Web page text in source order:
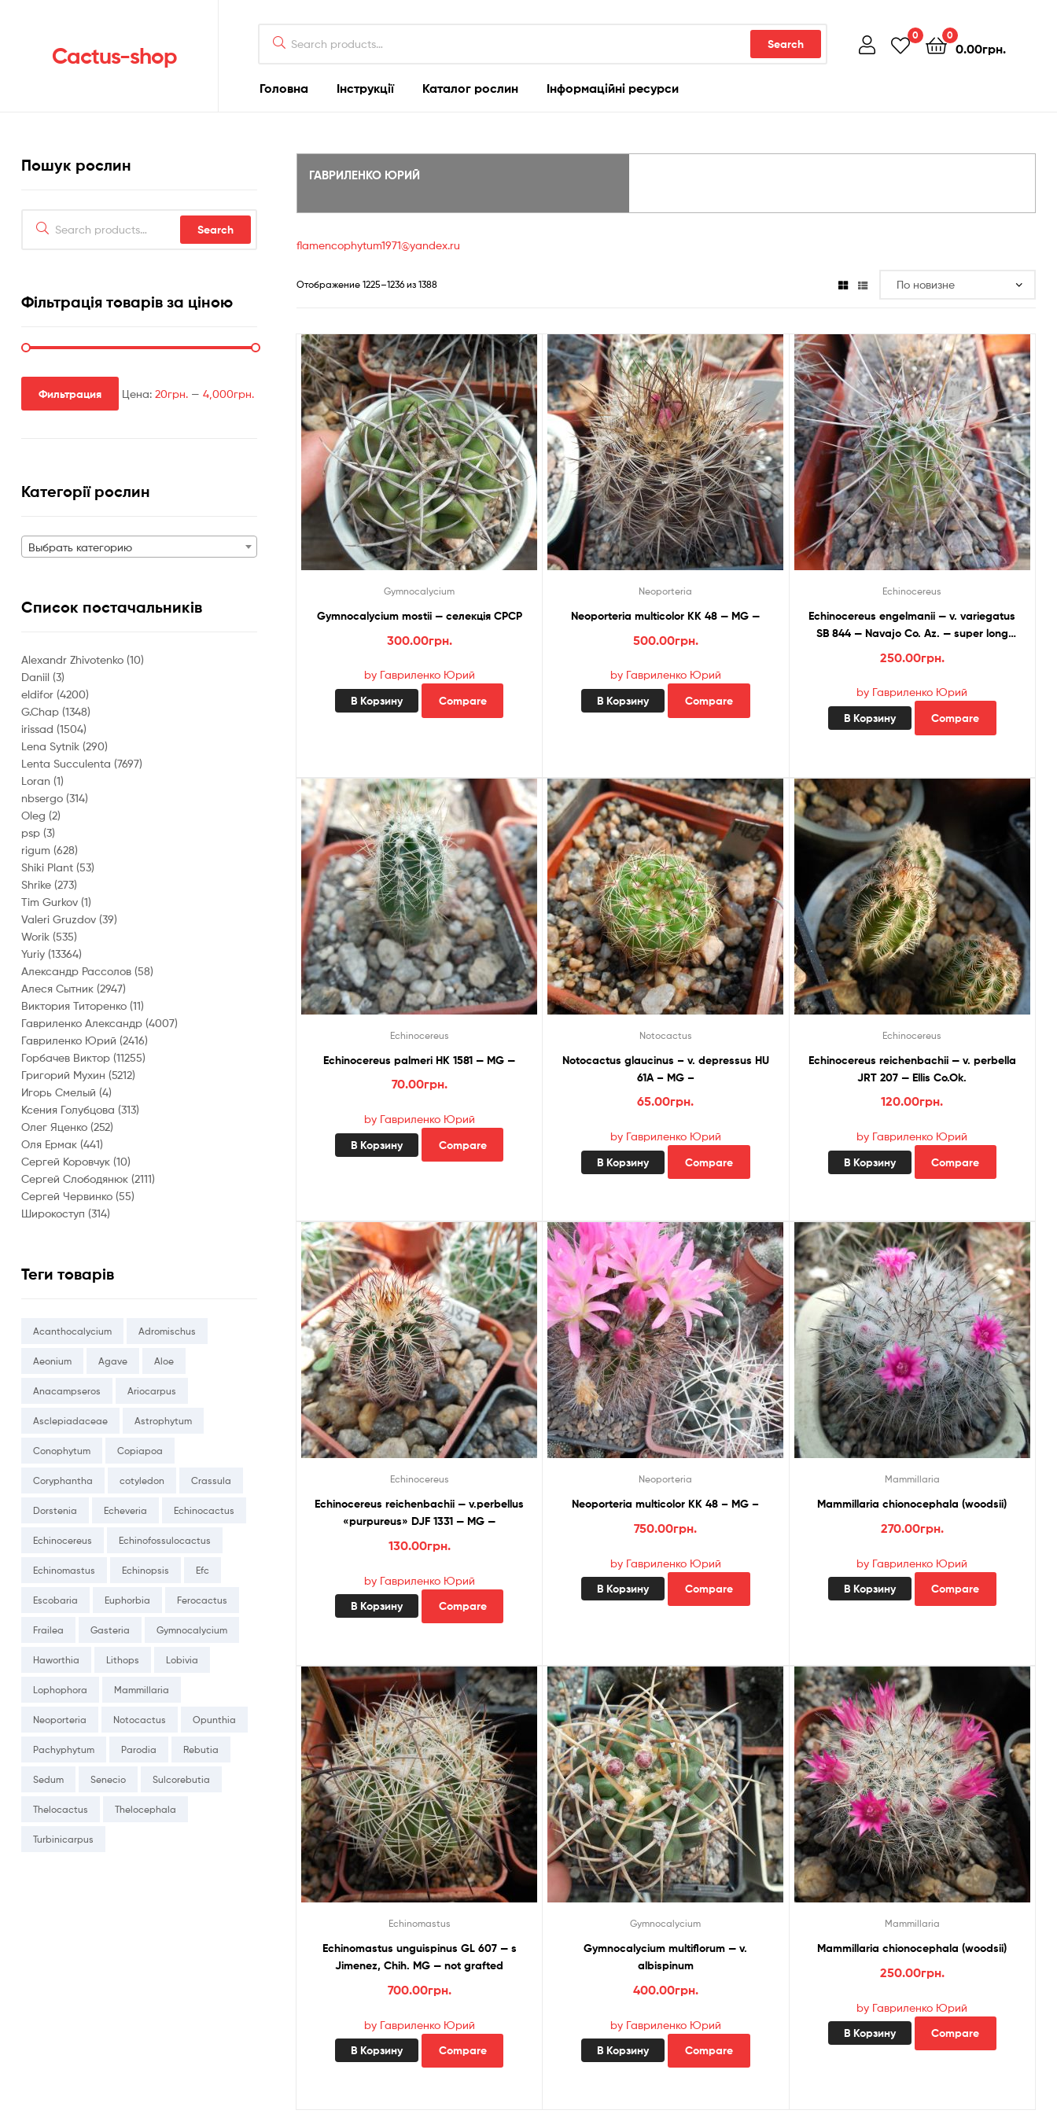
Cactus-shop
for:
Search
0 0
0.00грн.
Головна Інструкції Каталог рослин Інформаційні ресурси
ГАВРИЛЕНКО ЮРИЙ
flamencophytum1971@yandex.ru
Отображение 1225–1236 из 1388Сортировка:
Gymnocalycium
Gymnocalycium mostii — селекція СРСР
300.00грн.
by Гавриленко Юрий
В Корзину Compare
Neoporteria
Neoporteria multicolor KK 48 — MG —
500.00грн.
by Гавриленко Юрий
В Корзину Compare
Echinocereus
Echinocereus engelmanii — v. variegatus
SB 844 — Navajo Co. Az. — super long
spines (to — 23*C) — MG —
250.00грн.
by Гавриленко Юрий
В Корзину Compare
Echinocereus
Echinocereus palmeri HK 1581 — MG —
70.00грн.
by Гавриленко Юрий
В Корзину Compare
Notocactus
Notocactus glaucinus – v. depressus HU
61A – MG –
65.00грн.
by Гавриленко Юрий
В Корзину Compare
Echinocereus
Echinocereus reichenbachii — v. perbellа
JRT 207 — Ellis Co.Ok.
120.00грн.
by Гавриленко Юрий
В Корзину Compare
Echinocereus
Echinocereus reichenbachii — v.perbellus
«purpureus» DJF 1331 — MG —
130.00грн.
by Гавриленко Юрий
В Корзину Compare
Neoporteria
Neoporteria multicolor KK 48 – MG –
750.00грн.
by Гавриленко Юрий
В Корзину Compare
Mammillaria
Mammillaria chionocephala (woodsii)
270.00грн.
by Гавриленко Юрий
В Корзину Compare
Echinomastus
Echinomastus unguispinus GL 607 — s
Jimenez, Chih. MG — not grafted
700.00грн.
by Гавриленко Юрий
В Корзину Compare
Gymnocalycium
Gymnocalycium multiflorum — v.
albispinum
400.00грн.
by Гавриленко Юрий
В Корзину Compare
Mammillaria
Mammillaria chionocephala (woodsii)
250.00грн.
by Гавриленко Юрий
В Корзину Compare
Пошук рослин
for:
Search
Фільтрація товарів за ціною
Фильтрация Цена: 20грн.— 4,000грн.
Категорії рослин
Выбрать категорию
Список постачальників
Alexandr Zhivotenko (10)
Daniil (3)
eldifor (4200)
G.Chap (1348)
irissad (1504)
Lena Sytnik (290)
Lenta Succulenta (7697)
Loran (1)
nbsergo (314)
Oleg (2)
psp (3)
rigum (628)
Shiki Plant (53)
Shrike (273)
Tim Gurkov (1)
Valeri Gruzdov (39)
Worik (535)
Yuriy (13364)
Александр Рассолов (58)
Алеся Сытник (2947)
Виктория Титоренко (11)
Гавриленко Александр (4007)
Гавриленко Юрий (2416)
Горбачев Виктор (11255)
Григорий Мухин (5212)
Игорь Смелый (4)
Ксения Голубцова (313)
Олег Яценко (252)
Оля Ермак (441)
Сергей Коровчук (10)
Сергей Слободянюк (2111)
Сергей Червинко (55)
Широкоступ (314)
Теги товарів
Acanthocalycium Adromischus
Aeonium Agave Aloe
Anacampseros Ariocarpus
Asclepiadaceae Astrophytum
Conophytum Copiapoa
Coryphantha cotyledon Crassula
Dorstenia Echeveria Echinocactus
Echinocereus Echinofossulocactus
Echinomastus Echinopsis Efc
Escobaria Euphorbia Ferocactus
Frailea Gasteria Gymnocalycium
Haworthia Lithops Lobivia
Lophophora Mammillaria
Neoporteria Notocactus Opunthia
Pachyphytum Parodia Rebutia
Sedum Senecio Sulcorebutia
Thelocactus Thelocephala
Turbinicarpus